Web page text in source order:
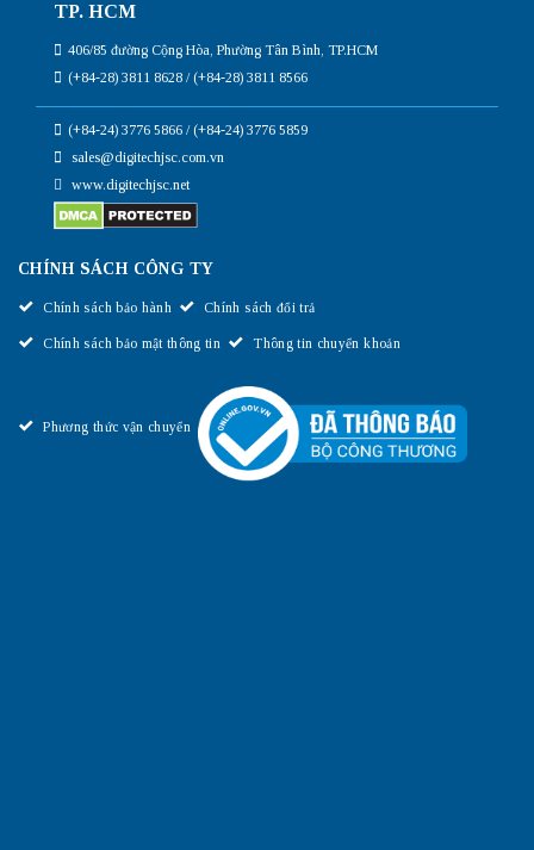
TP. HCM
406/85 đường Cộng Hòa, Phường Tân Bình, TP.HCM
(+84-28) 3811 8628 / (+84-28) 3811 8566
(+84-24) 3776 5866 / (+84-24) 3776 5859
sales@digitechjsc.com.vn
www.digitechjsc.net
CHÍNH SÁCH CÔNG TY
Chính sách bảo hành Chính sách đổi trả
Chính sách bảo mật thông tin Thông tin chuyển khoản
Phương thức vận chuyển